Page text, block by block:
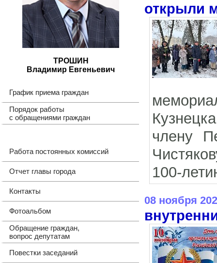
ТРОШИН
Владимир Евгеньевич
График приема граждан
Порядок работы
с обращениями граждан
Работа постоянных комиссий
Отчет главы города
Контакты
Фотоальбом
Обращение граждан,
вопрос депутатам
Повестки заседаний
открыли
члену
100-
08 ноября